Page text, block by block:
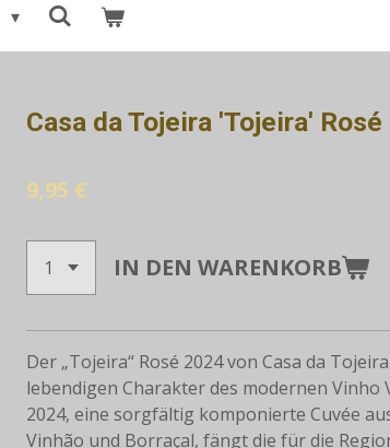
Casa da Tojeira 'Tojeira' Rosé
9,95 €
IN DEN WARENKORB
Der „Tojeira“ Rosé 2024 von Casa da
lebendigen Charakter des modernen Vinho
2024, eine sorgfältig komponierte Cuvée
Vinhão und Borraçal, fängt die für die